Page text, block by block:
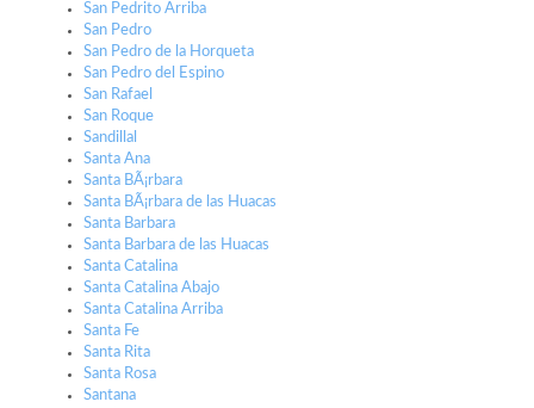
San Pedrito Arriba
San Pedro
San Pedro de la Horqueta
San Pedro del Espino
San Rafael
San Roque
Sandillal
Santa Ana
Santa BÃ¡rbara
Santa BÃ¡rbara de las Huacas
Santa Barbara
Santa Barbara de las Huacas
Santa Catalina
Santa Catalina Abajo
Santa Catalina Arriba
Santa Fe
Santa Rita
Santa Rosa
Santana